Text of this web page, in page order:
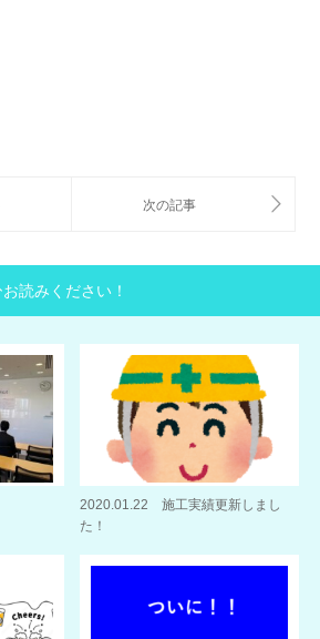
読みください！
2020.01.22 施工実績更新しまし
た！